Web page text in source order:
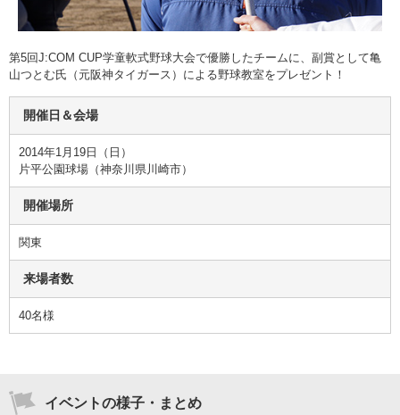
第5回J:COM CUP学童軟式野球大会で優勝したチームに、副賞として亀
山つとむ氏（元阪神タイガース）による野球教室をプレゼント！
開催日＆会場
2014年1月19日（日）
片平公園球場（神奈川県川崎市）
開催場所
関東
来場者数
40名様
イベントの様子・まとめ